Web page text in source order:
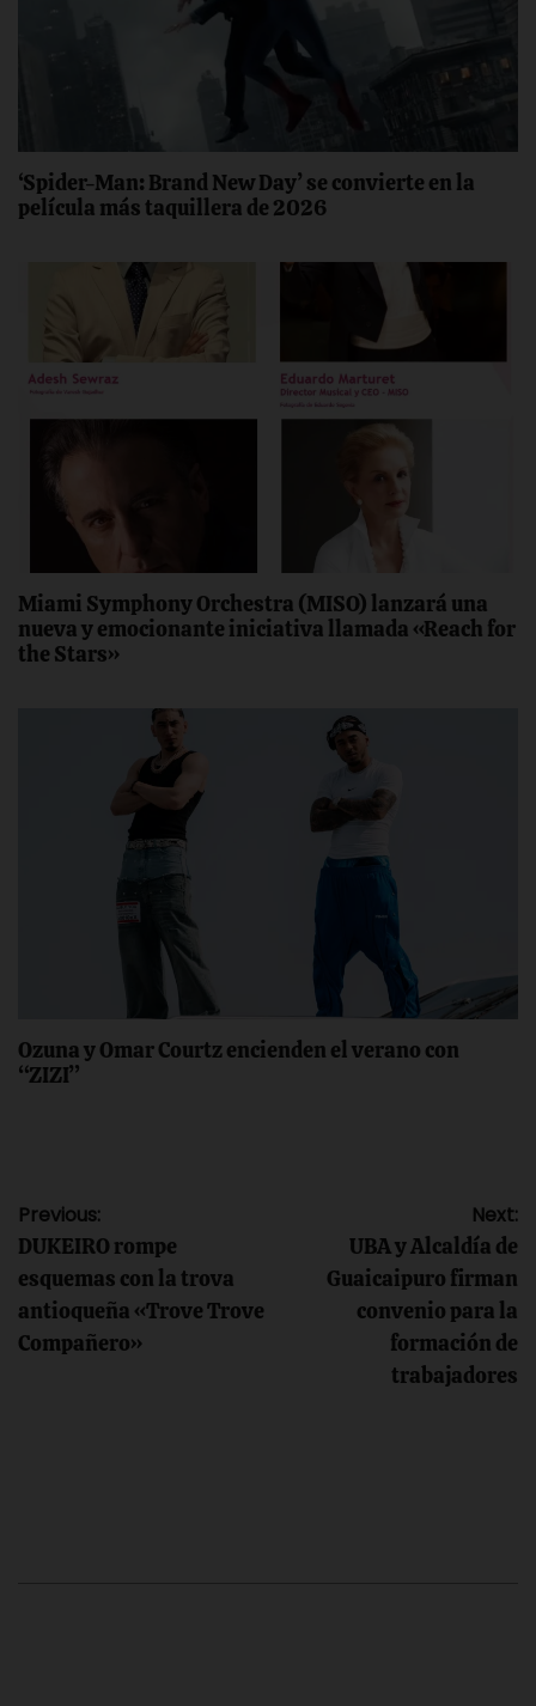
‘Spider-Man: Brand New Day’ se convierte en la
película más taquillera de 2026
Miami Symphony Orchestra (MISO) lanzará una
nueva y emocionante iniciativa llamada «Reach for
the Stars»
Ozuna y Omar Courtz encienden el verano con
“ZIZI”
Navegación
de
entradas
Previous:
DUKEIRO rompe
esquemas con la trova
antioqueña «Trove Trove
Compañero»
Next:
UBA y Alcaldía de
Guaicaipuro firman
convenio para la
formación de
trabajadores